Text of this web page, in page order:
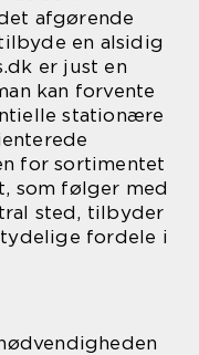
afgørende
en alsidig
er just en
kan forvente
stationære
for sortimentet
som følger med
sted, tilbyder
fordele i